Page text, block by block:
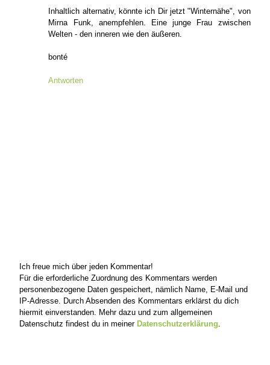
Inhaltlich alternativ, könnte ich Dir jetzt "Winternähe", von
Mirna Funk, anempfehlen. Eine junge Frau zwischen
Welten - den inneren wie den äußeren.
bonté
Antworten
Ich freue mich über jeden Kommentar!
Für die erforderliche Zuordnung des Kommentars werden
personenbezogene Daten gespeichert, nämlich Name, E-Mail und
IP-Adresse. Durch Absenden des Kommentars erklärst du dich
hiermit einverstanden. Mehr dazu und zum allgemeinen
Datenschutz findest du in meiner Datenschutzerklärung.